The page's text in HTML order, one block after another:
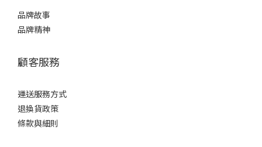
品牌故事
品牌精神
顧客服務
運送服務方式
退換貨政策
條款與細則